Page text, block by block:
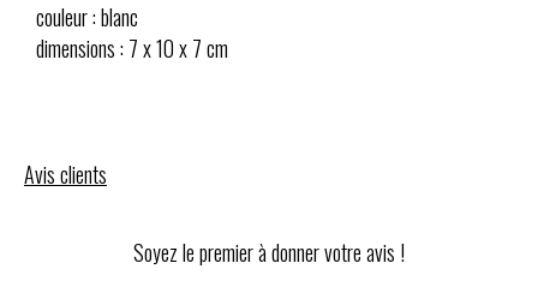
couleur : blanc
dimensions : 7 x 10 x 7 cm
Avis clients
Soyez le premier à donner votre avis !